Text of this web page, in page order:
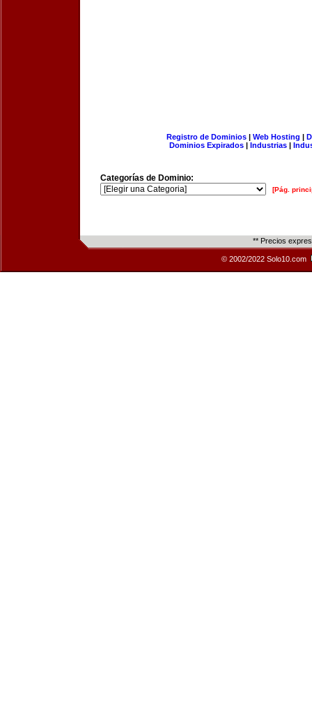
Registro de Dominios| Web Hosting |
Dominios Expirados | Industrias |
Categorías de Dominio:
[Pág.
** Precios
© 2002/2022 Solo10.com